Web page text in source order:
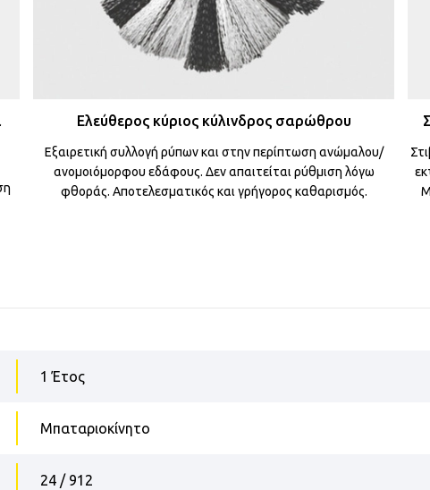
Ελεύθερος κύριος κύλινδρος σαρώθρου
Εξαιρετική συλλογή ρύπων και στην περίπτωση ανώμαλου/
ανομοιόμορφου εδάφους. Δεν απαιτείται ρύθμιση λόγω
φθοράς. Αποτελεσματικός και γρήγορος καθαρισμός.
1 Έτος
Μπαταριοκίνητο
24 / 912